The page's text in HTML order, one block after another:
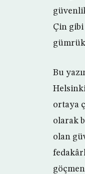
Çin
gümrük
Bu
ortaya
olarak
olan